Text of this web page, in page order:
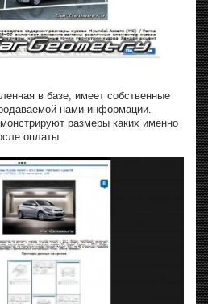
в базе, имеет собственные
нами информации.
размеры каких именно
оплаты.